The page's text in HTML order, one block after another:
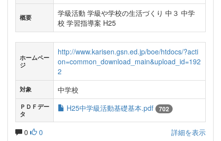
概要
学級活動 学級や学校の生活づくり 中３ 中学
校 学習指導案 H25
ホームペー
ジ
http://www.karisen.gsn.ed.jp/boe/htdocs/?acti
on=common_download_main&upload_id=192
2
対象 中学校
ＰＤＦデー
タ
H25中学級活動基礎基本.pdf 702
0 0 詳細を表示